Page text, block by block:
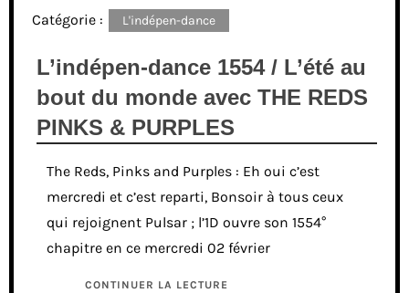
Catégorie : L'indépen-dance
L’indépen-dance 1554 / L’été au
bout du monde avec THE REDS
PINKS & PURPLES
The Reds, Pinks and Purples : Eh oui c’est
mercredi et c’est reparti, Bonsoir à tous ceux
qui rejoignent Pulsar ; l’1D ouvre son 1554°
chapitre en ce mercredi 02 février
CONTINUER LA LECTURE